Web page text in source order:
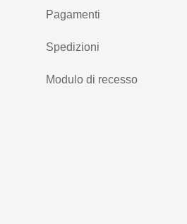
Pagamenti
Spedizioni
Modulo di recesso